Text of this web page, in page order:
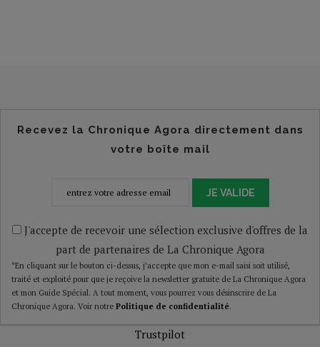
Recevez la Chronique Agora directement dans
votre boîte mail
JE VALIDE
J'accepte de recevoir une sélection exclusive d'offres de la
part de partenaires de La Chronique Agora
*En cliquant sur le bouton ci-dessus, j’accepte que mon e-mail saisi soit utilisé,
traité et exploité pour que je reçoive la newsletter gratuite de La Chronique Agora
et mon Guide Spécial. A tout moment, vous pourrez vous désinscrire de La
Chronique Agora. Voir notre Politique de confidentialité.
Trustpilot